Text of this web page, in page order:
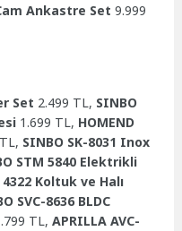
Ankastre Set 9.999
Set 2.499 TL, SINBO
1.699 TL, HOMEND
SINBO SK-8031 Inox
STM 5840 Elektrikli
Koltuk ve Halı
SVC-8636 BLDC
TL,APRILLA AVC-